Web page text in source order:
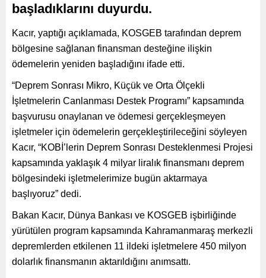
başladıklarını duyurdu.
Kacır, yaptığı açıklamada, KOSGEB tarafından deprem
bölgesine sağlanan finansman desteğine ilişkin
ödemelerin yeniden başladığını ifade etti.
“Deprem Sonrası Mikro, Küçük ve Orta Ölçekli
İşletmelerin Canlanması Destek Programı” kapsamında
başvurusu onaylanan ve ödemesi gerçekleşmeyen
işletmeler için ödemelerin gerçekleştirileceğini söyleyen
Kacır, “KOBİ’lerin Deprem Sonrası Desteklenmesi Projesi
kapsamında yaklaşık 4 milyar liralık finansmanı deprem
bölgesindeki işletmelerimize bugün aktarmaya
başlıyoruz” dedi.
Bakan Kacır, Dünya Bankası ve KOSGEB işbirliğinde
yürütülen program kapsamında Kahramanmaraş merkezli
depremlerden etkilenen 11 ildeki işletmelere 450 milyon
dolarlık finansmanın aktarıldığını anımsattı.